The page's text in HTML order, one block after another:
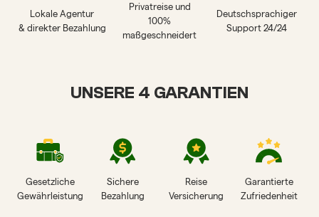
Lokale Agentur
& direkter Bezahlung
Privatreise und
100%
maßgeschneidert
Deutschsprachiger
Support 24/24
UNSERE 4 GARANTIEN
Gesetzliche
Gewährleistung
Sichere
Bezahlung
Reise
Versicherung
Garantierte
Zufriedenheit